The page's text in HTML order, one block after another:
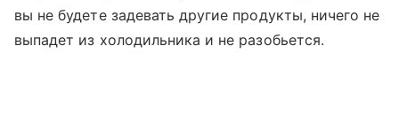
вы не будете задевать другие продукты, ничего не
выпадет из холодильника и не разобьется.